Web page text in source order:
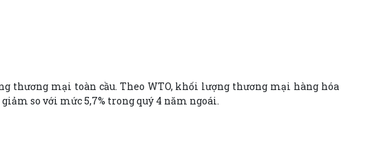
thương mại toàn cầu. Theo WTO, khối lượng thương mại hàng hóa
so với mức 5,7% trong quý 4 năm ngoái.